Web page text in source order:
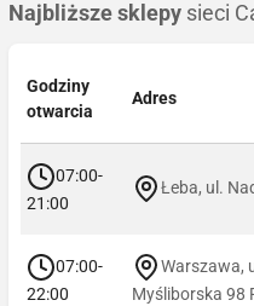
Najbliższe sklepy sieci
Godziny
otwarcia
Adres
07:00-
21:00
Łeba, ul.
07:00-
22:00
Warszawa,
Myśliborska 98